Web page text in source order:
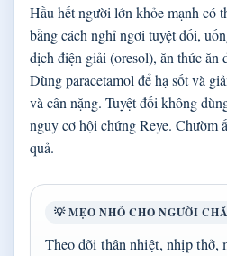
Hầu hết người lớn khỏe mạnh có
bằng cách nghỉ ngơi tuyệt đối,
dịch điện giải (oresol), ăn thức ăn
Dùng paracetamol để hạ sốt và
và cân nặng. Tuyệt đối không
nguy cơ hội chứng Reye. Chườm
quả.
💡 MẸO NHỎ CHO NGƯỜI
Theo dõi thân nhiệt, nhịp thở,